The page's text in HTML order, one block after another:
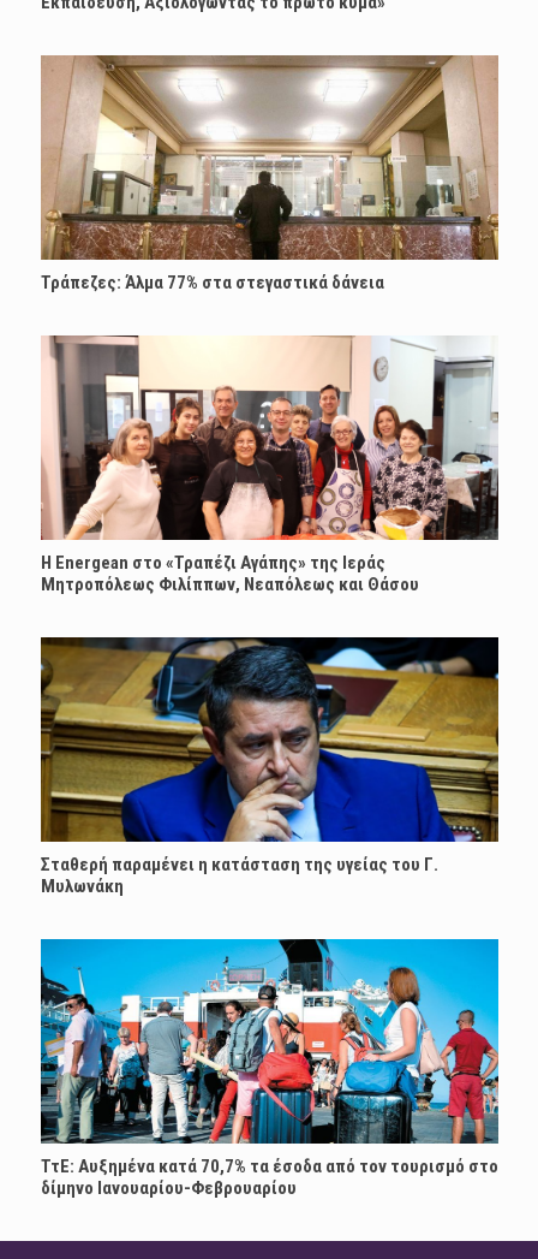
Τράπεζες: Άλμα 77% στα στεγαστικά δάνεια
H Energean στο «Τραπέζι Αγάπης» της Ιεράς
Μητροπόλεως Φιλίππων, Νεαπόλεως και Θάσου
Σταθερή παραμένει η κατάσταση της υγείας του Γ.
Μυλωνάκη
ΤτΕ: Αυξημένα κατά 70,7% τα έσοδα από τον τουρισμό στο
δίμηνο Ιανουαρίου-Φεβρουαρίου